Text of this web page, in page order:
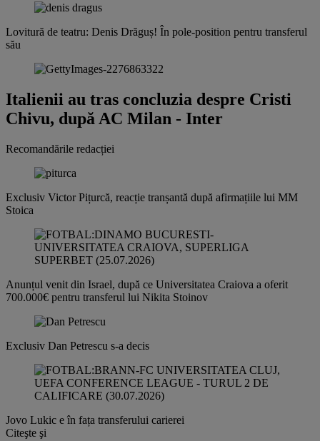
Lovitură de teatru: Denis Drăguș! În pole-position pentru transferul
său
Italienii au tras concluzia despre Cristi
Chivu, după AC Milan - Inter
Recomandările redacției
Exclusiv Victor Pițurcă, reacție tranșantă după afirmațiile lui MM
Stoica
Anunțul venit din Israel, după ce Universitatea Craiova a oferit
700.000€ pentru transferul lui Nikita Stoinov
Exclusiv Dan Petrescu s-a decis
Jovo Lukic e în fața transferului carierei
Citeşte şi